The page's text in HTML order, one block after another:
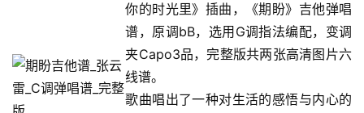
你的时光里》插曲，《期盼》吉他弹唱
谱，原调bB，选用G调指法编配，变调
夹Capo3品，完整版共两张高清图片六
线谱。
歌曲唱出了一种对生活的感悟与内心的